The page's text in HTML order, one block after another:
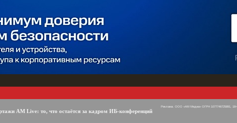
AM Live: то, что остаётся за кадром ИБ-конференций
Реклама. ООО «АМ Медиа» ОГРН 1077746725891, 18+